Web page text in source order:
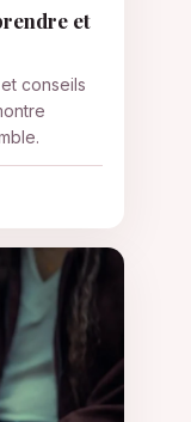
et
conseils